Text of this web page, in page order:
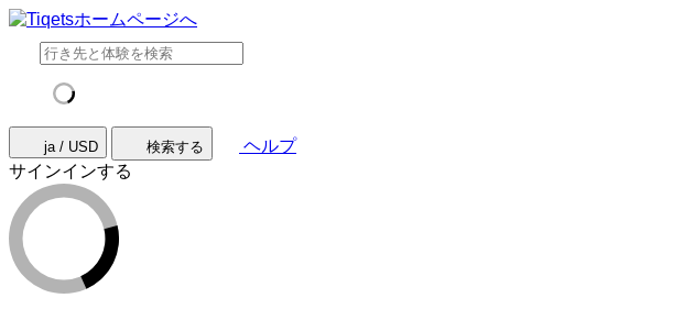
ja / USD 検索する
ヘルプ
サインインする